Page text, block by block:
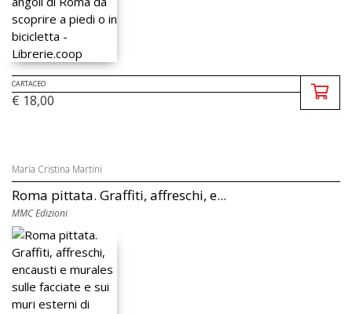
CARTACEO
€ 18,00
Maria Cristina Martini
Roma pittata. Graffiti, affreschi, e...
MMC Edizioni